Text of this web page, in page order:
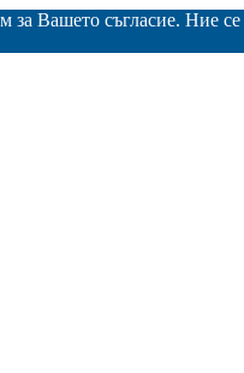
за Вашето съгласие. Ние